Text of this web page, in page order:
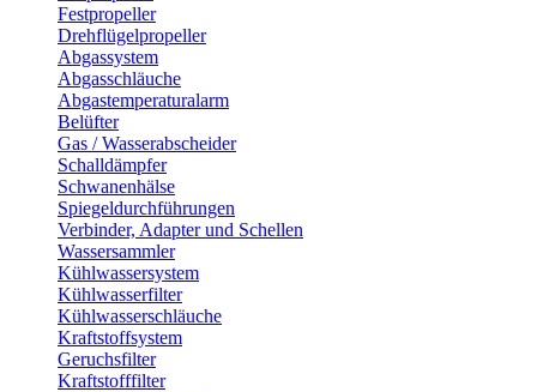
Festpropeller
Drehflügelpropeller
Abgassystem
Abgasschläuche
Abgastemperaturalarm
Belüfter
Gas / Wasserabscheider
Schalldämpfer
Schwanenhälse
Spiegeldurchführungen
Verbinder, Adapter und Schellen
Wassersammler
Kühlwassersystem
Kühlwasserfilter
Kühlwasserschläuche
Kraftstoffsystem
Geruchsfilter
Kraftstofffilter